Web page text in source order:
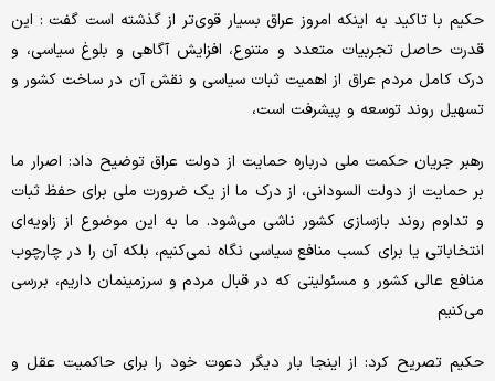
حکیم با تاکید به اینکه امروز عراق بسیار قوی‌تر از گذشته است گفت : این
قدرت حاصل تجربیات متعدد و متنوع، افزایش آگاهی و بلوغ سیاسی، و
درک کامل مردم عراق از اهمیت ثبات سیاسی و نقش آن در ساخت کشور و
تسهیل روند توسعه و پیشرفت است،
رهبر جریان حکمت ملی درباره حمایت از دولت عراق توضیح داد: اصرار ما
بر حمایت از دولت السودانی، از درک ما از یک ضرورت ملی برای حفظ ثبات
و تداوم روند بازسازی کشور ناشی می‌شود. ما به این موضوع از زاویه‌ای
انتخاباتی یا برای کسب منافع سیاسی نگاه نمی‌کنیم، بلکه آن را در چارچوب
منافع عالی کشور و مسئولیتی که در قبال مردم و سرزمینمان داریم، بررسی
می‌کنیم
حکیم تصریح کرد: از اینجا بار دیگر دعوت خود را برای حاکمیت عقل و